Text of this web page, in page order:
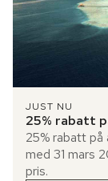
JUST NU
25% rabatt
25% rabatt på
med 31 mars
pris.